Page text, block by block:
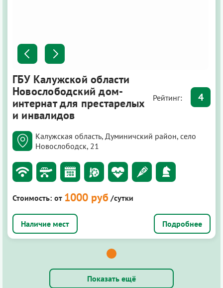
ГБУ Калужской области
Новослободский дом-
интернат для престарелых
и инвалидов
Рейтинг: 4
Калужская область, Думиничский район, село
Новослободск, 21
Стоимость: от 1000 руб /сутки
Подробнее
Показать ещё